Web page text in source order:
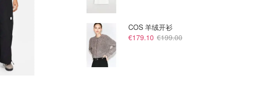
COS 羊绒开衫
€179.10 €199.00